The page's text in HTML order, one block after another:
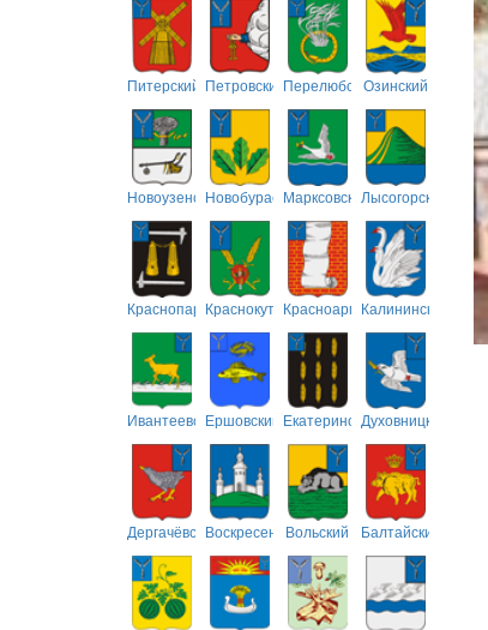
Питерский ПетровскийПерелюбскийОзинский
НовоузенскийНовобурасскийМарксовскийЛысогорский
Краснопартизанский
КраснокутскийКрасноармейский
Калининский
ИвантеевскийЕршовский ЕкатериновскийДуховницкий
ДергачёвскийВоскресенскийВольский Балтайский